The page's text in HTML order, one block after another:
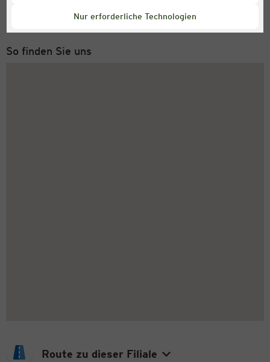
Nur erforderliche Technologien
Montag bis Freitag 8-18 Uhr
So finden Sie uns
Route zu dieser Filiale